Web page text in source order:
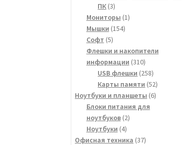
ПК 33
товара
Мониторы 11
Мышки 154154
Софт 55
товаров
Флешки и накопители
информации 310310
товаров
USB флешки 258258
товаров
Карты памяти 5252
товара
Ноутбуки и планшеты 66
Блоки питания для
ноутбуков 22
Ноутбуки 44
товара
Офисная техника 3737